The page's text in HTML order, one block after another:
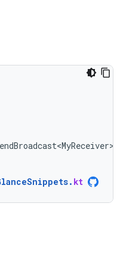
. kt